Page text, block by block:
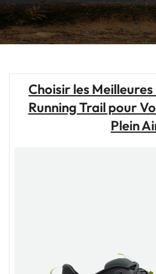
Choisir les
Running Trail pour
Plein